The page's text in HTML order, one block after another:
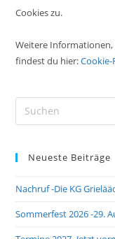
Cookies zu.
Weitere Informationen,
findest du hier:
Neueste Beiträge
Nachruf -Die KG
Sommerfest 2026 -29.